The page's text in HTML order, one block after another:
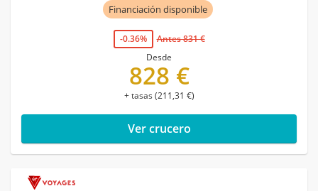
Financiación disponible
-0.36%
Antes 831 €
Desde
828 €
+ tasas (211,31 €)
Ver crucero